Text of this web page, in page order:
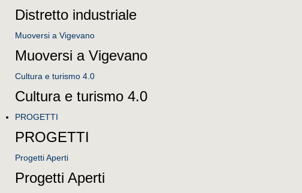
Distretto industriale
Muoversi a Vigevano
Muoversi a Vigevano
Cultura e turismo 4.0
Cultura e turismo 4.0
PROGETTI
PROGETTI
Progetti Aperti
Progetti Aperti